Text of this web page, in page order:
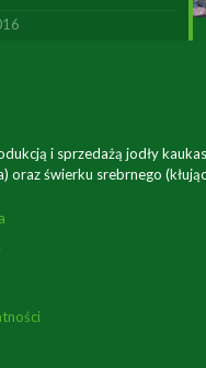
i sprzedażą jodły
oraz świerku srebrnego